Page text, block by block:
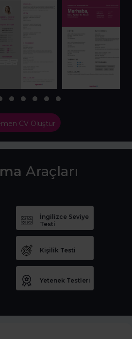
CV Oluştur
Araçları
İngilizce Seviye
Testi
Kişilik Testi
Yetenek Testleri